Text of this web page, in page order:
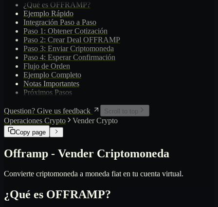
Política Transaccional
¿Qué es OFFRAMP?
Ejemplo Rápido
Integración Paso a Paso
Paso 1: Obtener Cotización
Paso 2: Crear Deal OFFRAMP
Paso 3: Enviar Criptomoneda
Paso 4: Esperar Confirmación
Flujo de Orden
Ejemplo Completo
Notas Importantes
Próximos Pasos
Question? Give us feedback Scroll to top
Operaciones Crypto Vender Crypto
Copy page
Offramp - Vender Criptomoneda
Convierte criptomoneda a moneda fiat en tu cuenta virtual.
¿Qué es OFFRAMP?